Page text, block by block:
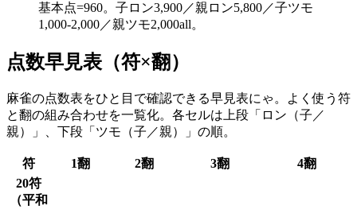
基本点=960。子ロン3,900／親ロン5,800／子ツモ
1,000-2,000／親ツモ2,000all。
点数早見表（符×翻）
麻雀の点数表をひと目で確認できる早見表にゃ。よく使う符
と翻の組み合わせを一覧化。各セルは上段「ロン（子／
親）」、下段「ツモ（子／親）」の順。
符 1翻 2翻 3翻
4翻
20符
（平和